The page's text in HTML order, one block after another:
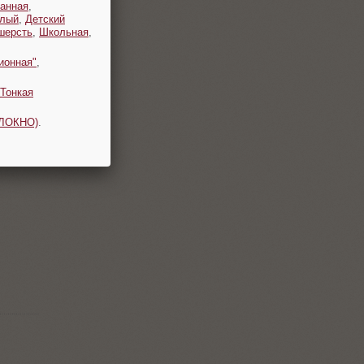
Детский
Школьная
Тонкая